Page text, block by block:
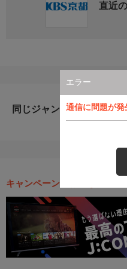
エラー
通信に問題が
直近
同じジャンルのおすすめ
キャンペーン・お得な情報